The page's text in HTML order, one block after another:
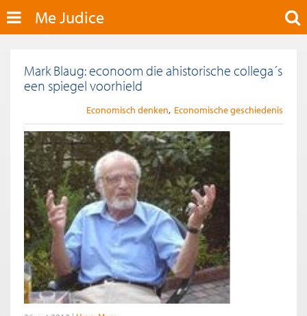
Me Judice
Mark Blaug: econoom die ahistorische collega´s
een spiegel voorhield
Economisch denken Economische geschiedenis